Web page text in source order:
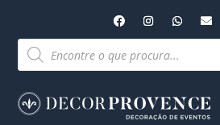
Pesquisar
produtos